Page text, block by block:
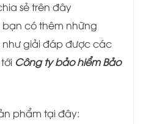
sẻ trên đây
bạn có thêm những
như giải đáp được các
Công ty bảo hiểm Bảo
phẩm tại đây: